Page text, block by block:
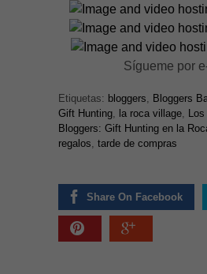
Sígueme por
Etiquetas: bloggers, Bloggers
Gift Hunting, la roca village,
Bloggers: Gift Hunting en la
regalos, tarde de compras
Share On Facebook